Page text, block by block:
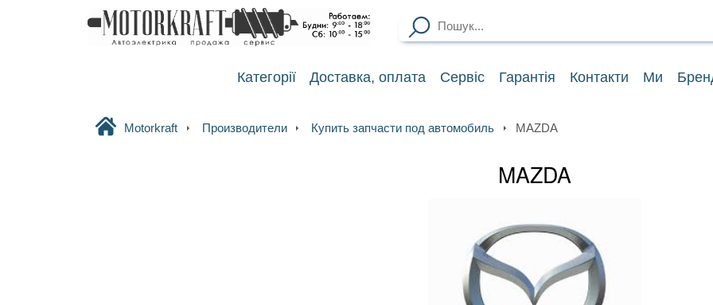
Категорії Доставка, оплата Сервіс Гарантія Контакти Ми
Motorkraft Производители Купить запчасти под автомобиль MAZDA
MAZDA